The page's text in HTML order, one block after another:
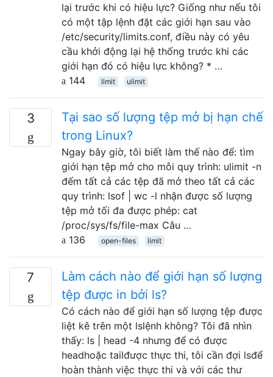
lại trước khi có hiệu lực? Giống như nếu tôi
có một tập lệnh đặt các giới hạn sau vào
/etc/security/limits.conf, điều này có yêu
cầu khởi động lại hệ thống trước khi các
giới hạn đó có hiệu lực không? * …
144
limit ulimit
3
Tại sao số lượng tệp mở bị hạn chế
trong Linux?
Ngay bây giờ, tôi biết làm thế nào để: tìm
giới hạn tệp mở cho mỗi quy trình: ulimit -n
đếm tất cả các tệp đã mở theo tất cả các
quy trình: lsof | wc -l nhận được số lượng
tệp mở tối đa được phép: cat
/proc/sys/fs/file-max Câu …
136
open-files limit
7
Làm cách nào để giới hạn số lượng
tệp được in bởi ls?
Có cách nào để giới hạn số lượng tệp được
liệt kê trên một lslệnh không? Tôi đã nhìn
thấy: ls | head -4 nhưng để có được
headhoặc tailđược thực thi, tôi cần đợi lsđể
hoàn thành việc thực thi và với các thư